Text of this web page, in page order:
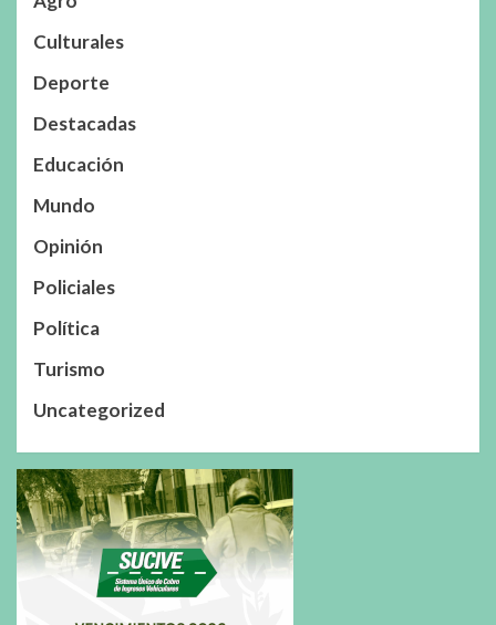
Culturales
Deporte
Destacadas
Educación
Mundo
Opinión
Policiales
Política
Turismo
Uncategorized